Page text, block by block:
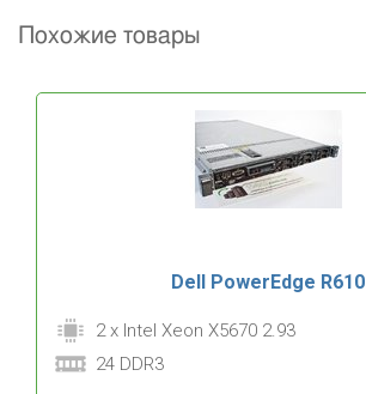
Похожие товары
Dell PowerEdge R610
2 x Intel Xeon X5670 2.93
24 DDR3